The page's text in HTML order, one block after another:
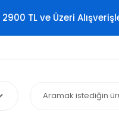
2900 TL ve Üzeri